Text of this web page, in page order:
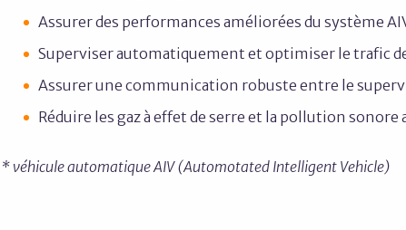
Assurer des performances améliorées du système
Superviser automatiquement et optimiser le trafic
Assurer une communication robuste entre le
Réduire les gaz à effet de serre et la pollution
* véhicule automatique AIV (Automotated Intelligent Vehicle)